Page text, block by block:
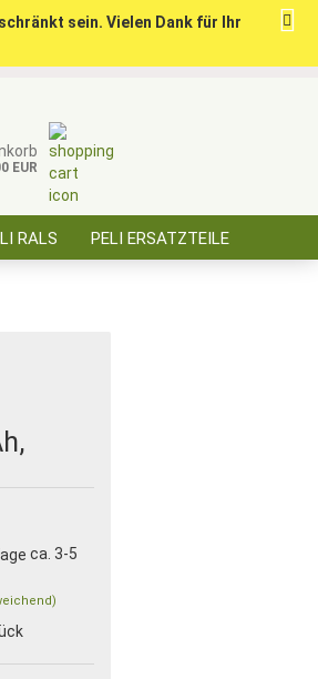
EUR
sein. Vielen Dank für Ihr
RALS PELI ERSATZTEILE
ca. 3-5